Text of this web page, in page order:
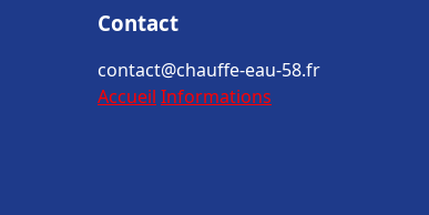
Contact
contact@chauffe-eau-58.fr
Accueil Informations